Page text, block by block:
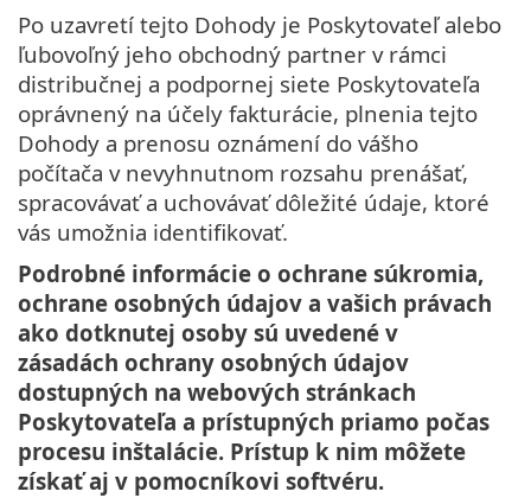
Po uzavretí tejto Dohody je Poskytovateľ alebo
ľubovoľný jeho obchodný partner v rámci
distribučnej a podpornej siete Poskytovateľa
oprávnený na účely fakturácie, plnenia tejto
Dohody a prenosu oznámení do vášho
počítača v nevyhnutnom rozsahu prenášať,
spracovávať a uchovávať dôležité údaje, ktoré
vás umožnia identifikovať.
Podrobné informácie o ochrane súkromia,
ochrane osobných údajov a vašich právach
ako dotknutej osoby sú uvedené v
zásadách ochrany osobných údajov
dostupných na webových stránkach
Poskytovateľa a prístupných priamo počas
procesu inštalácie. Prístup k nim môžete
získať aj v pomocníkovi softvéru.